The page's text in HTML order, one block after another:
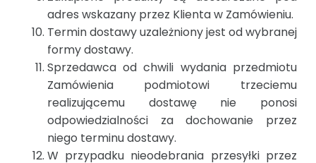
adres wskazany przez Klienta w Zamówieniu.
Termin dostawy uzależniony jest od wybranej
formy dostawy.
Sprzedawca od chwili wydania przedmiotu
Zamówienia podmiotowi trzeciemu
realizującemu dostawę nie ponosi
odpowiedzialności za dochowanie przez
niego terminu dostawy.
W przypadku nieodebrania przesyłki przez